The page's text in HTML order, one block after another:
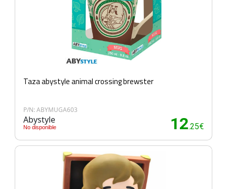
Taza abystyle animal crossing brewster
P/N: ABYMUGA603
Abystyle
No disponible 12.25€